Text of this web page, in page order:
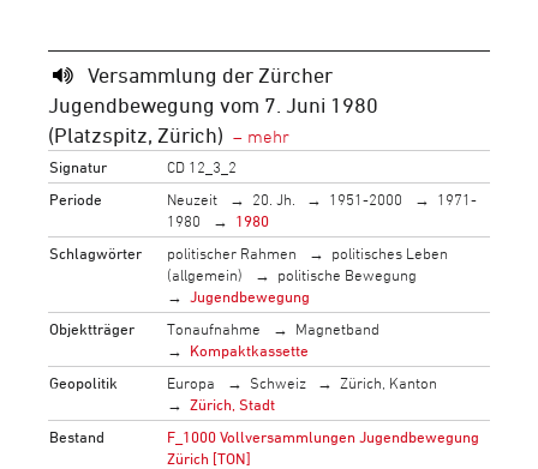
Versammlung der Zürcher
Jugendbewegung vom 7. Juni 1980
(Platzspitz, Zürich)
Signatur
CD 12_3_2
Periode
Neuzeit 20. Jh. 1951-2000
1971-
1980
1980
Schlagwörter
politischer Rahmen
politisches Leben
(allgemein)
politische Bewegung
Jugendbewegung
Objektträger
Tonaufnahme
Magnetband
Kompaktkassette
Geopolitik
Europa Schweiz
Zürich, Kanton
Zürich, Stadt
Bestand
F_1000 Vollversammlungen Jugendbewegung
Zürich [TON]